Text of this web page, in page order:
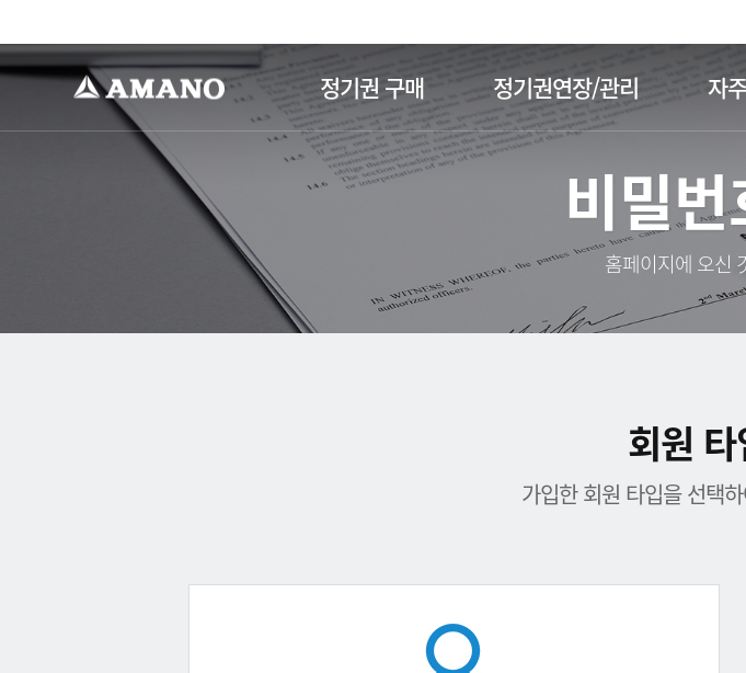
정기권 구매 정기권연장/관리 자
비밀
홈페이지에 오신
회원
가입한 회원 타입을 선택